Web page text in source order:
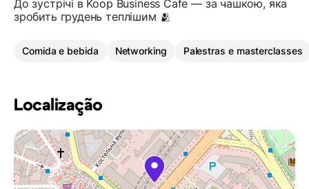
До зустрічі в Koop Business Cafe — за чашкою, яка
зробить грудень теплішим 🫂
Comida e bebida Networking Palestras e masterclasses
Localização